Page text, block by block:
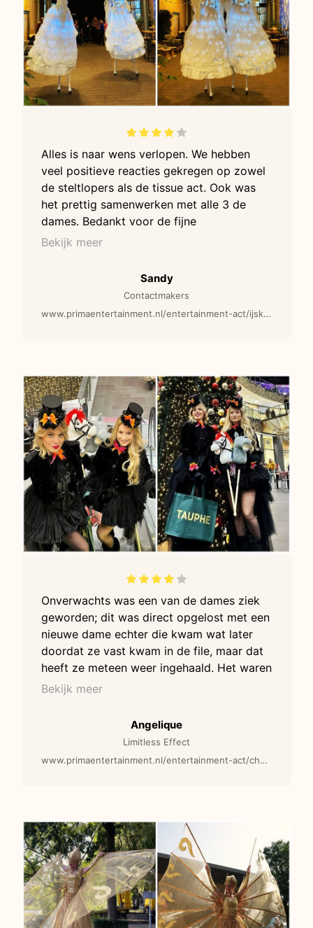
Alles is naar wens verlopen. We hebben
veel positieve reacties gekregen op zowel
de steltlopers als de tissue act. Ook was
het prettig samenwerken met alle 3 de
dames. Bedankt voor de fijne
samenwerking en graag tot een volgende
Bekijk meer
Sandy
Contactmakers
www.primaentertainment.nl/entertainment-act/ijskoninginnen-by-night-steltenlopers/
Onverwachts was een van de dames ziek
geworden; dit was direct opgelost met een
nieuwe dame echter die kwam wat later
doordat ze vast kwam in de file, maar dat
heeft ze meteen weer ingehaald. Het waren
weer twee toppers, jurk was weer
hebben de dames alles op alles gezet om
met de weinige en gehaaste mensen toch
hebben zelfs donuts helpen verkopen ;-)
hadden.
Bekijk meer
Angelique
Limitless Effect
www.primaentertainment.nl/entertainment-act/champagne-prosecco-girls-zwart-l108-modellen/